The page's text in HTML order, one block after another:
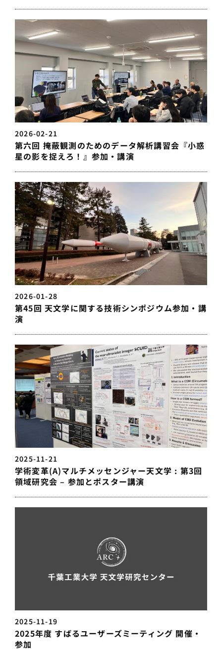
2026-02-21
第六回 掩蔽観測のためのデータ解析講習会『小惑
星の影を捉えろ！』参加・講演
2026-01-28
第45回 天文学に関する技術シンポジウム参加・講
演
2025-11-21
学術変革(A)マルチメッセンジャー天文学 : 第3回
領域研究会 – 参加とポスター講演
2025-11-19
2025年度 すばるユーザーズミーティング 開催・
参加